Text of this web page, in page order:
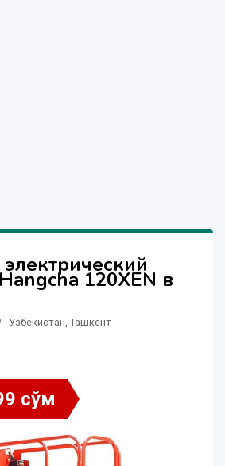
120XEN в
Узбекистан Ташкент
сўм